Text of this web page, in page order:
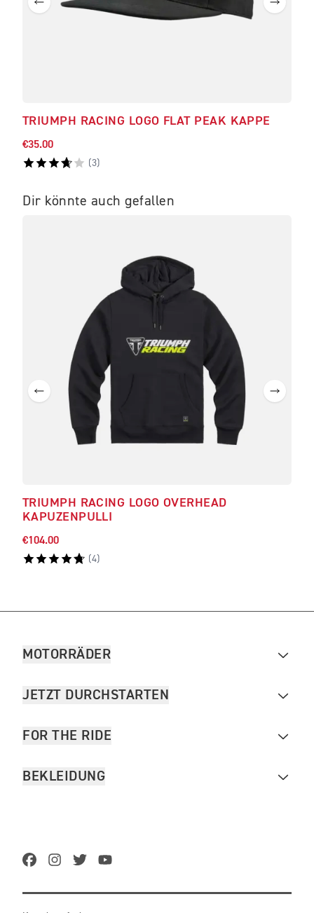
TRIUMPH RACING LOGO FLAT PEAK KAPPE
€35.00
(3)
Dir könnte auch gefallen
TRIUMPH RACING LOGO OVERHEAD
KAPUZENPULLI
€104.00
(4)
MOTORRÄDER
JETZT DURCHSTARTEN
FOR THE RIDE
BEKLEIDUNG